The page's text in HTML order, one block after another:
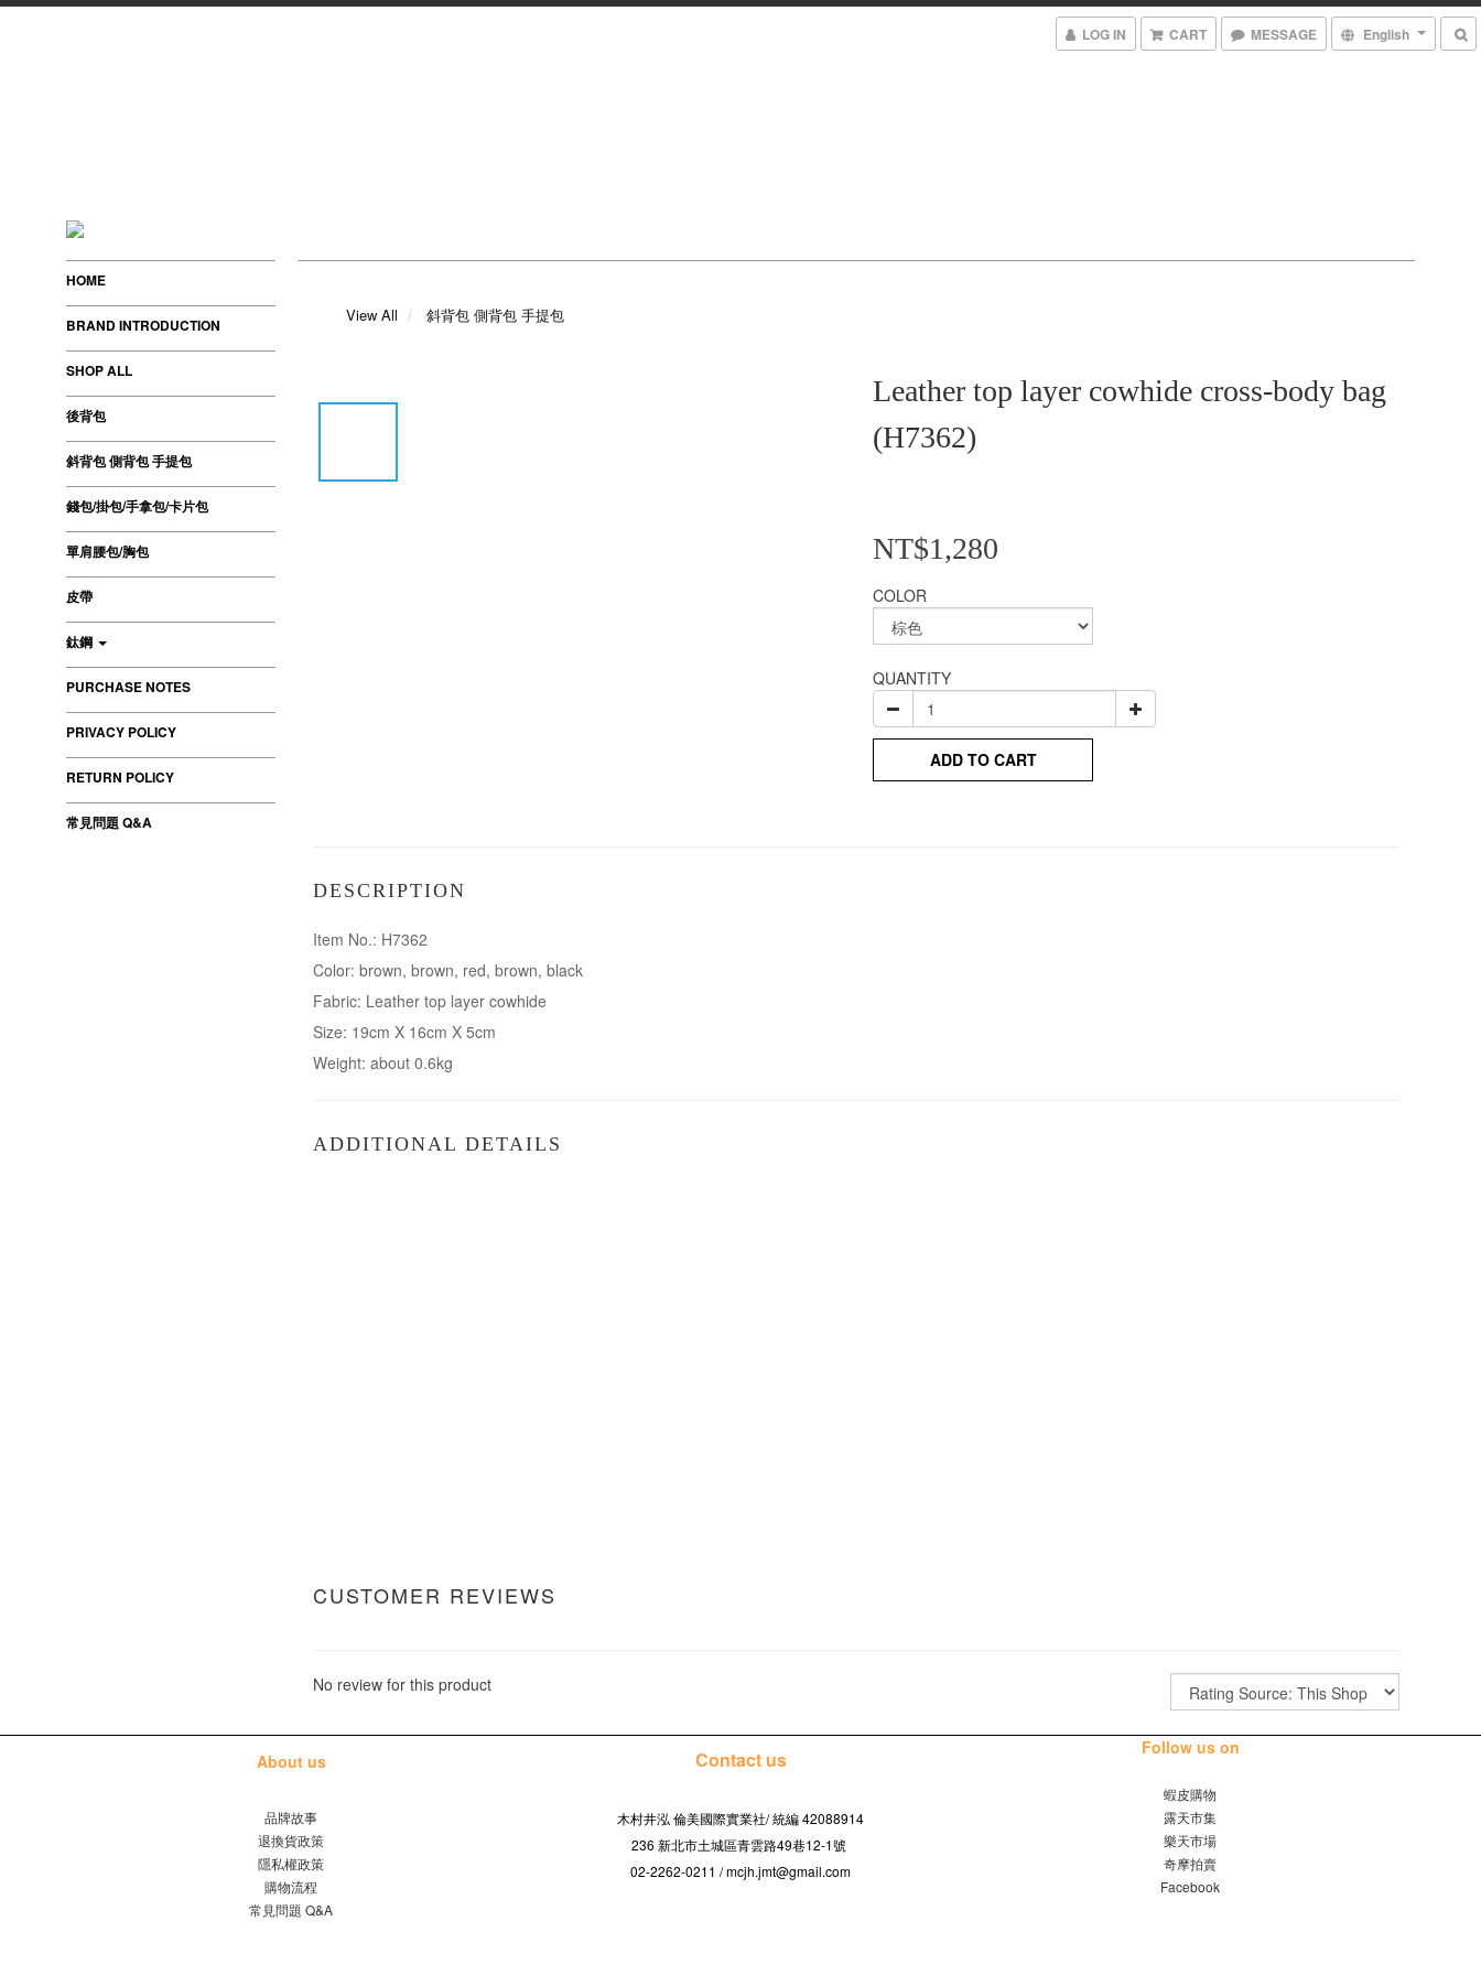
LOG IN CART MESSAGE English
HOME
BRAND INTRODUCTION
SHOP ALL
後背包
斜背包 側背包 手提包
錢包/掛包/手拿包/卡片包
單肩腰包/胸包
皮帶
鈦鋼
PURCHASE NOTES
PRIVACY POLICY
RETURN POLICY
常見問題 Q&A
View All 斜背包 側背包 手提包
Leather top layer cowhide cross-body bag
(H7362)
NT$1,280
COLOR
QUANTITY
ADD TO CART
DESCRIPTION
Item No.: H7362
Color: brown, brown, red, brown, black
Fabric: Leather top layer cowhide
Size: 19cm X 16cm X 5cm
Weight: about 0.6kg
ADDITIONAL DETAILS
CUSTOMER REVIEWS
No review for this product
About us
品牌故事
退換貨政策
隱私權政策
購物流程
常見問題 Q&A
Contact us
木村井泓 倫美國際實業社/統編 42088914
236 新北市土城區青雲路49巷12-1號
02-2262-0211 / mcjh.jmt@gmail.com
Follow us on
蝦皮購物
露天市集
樂天市場
奇摩拍賣
Facebook